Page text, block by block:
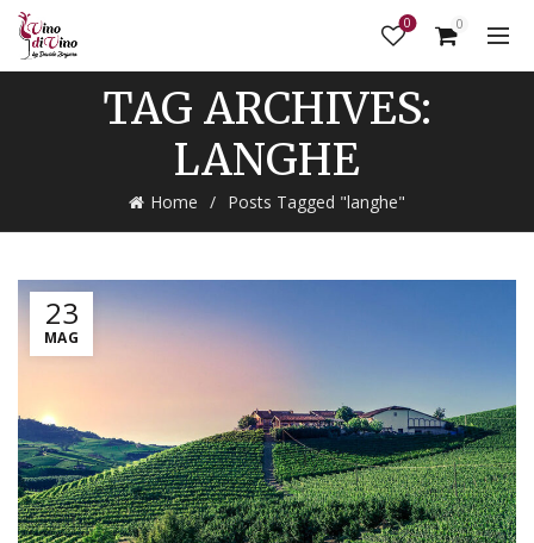
0 0
TAG ARCHIVES:
LANGHE
Home Posts Tagged "langhe"
23
MAG